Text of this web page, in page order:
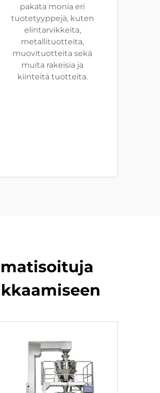
pakata monia eri
tuotetyyppejä, kuten
elintarvikkeita,
metallituotteita,
muovituotteita sekä
muita rakeisia ja
kiinteitä tuotteita.